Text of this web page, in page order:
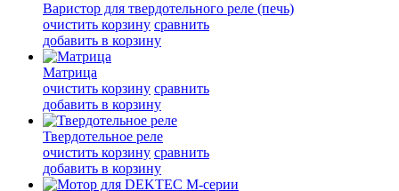
Варистор для твердотельного реле (печь)
очистить корзину сравнить
добавить в корзину
Матрица
очистить корзину сравнить
добавить в корзину
Твердотельное реле
очистить корзину сравнить
добавить в корзину